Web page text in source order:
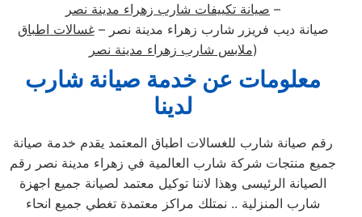
صيانة تكييفات شارب زهراء مدينة نصر –
صيانة ديب فريزر شارب زهراء مدينة نصر –غسالات اطباق
ملابس شارب زهراء مدينة نصر)
معلومات عن خدمة صيانة شارب
لدينا
رقم صيانة شارب للغسالات اطباق المعتمد يقدم خدمة صيانة
جميع منتجات شركة شارب العالمية في زهراء مدينة نصر رقم
الصيانة الرئيسى وهذا لاننا توكيل معتمد لصيانة جميع اجهزة
شارب المنزلية .. نمتلك مراكز معتمدة تغطي جميع انحاء